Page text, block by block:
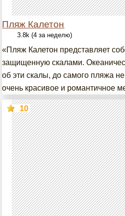
Пляж Калетон
3.8k (4 за неделю)
«Пляж Калетон представляет
защищенную скалами.
об эти скалы, до самого пляжа
очень красивое и романтичное
10